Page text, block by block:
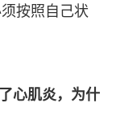
按照自己状
心肌炎，为什